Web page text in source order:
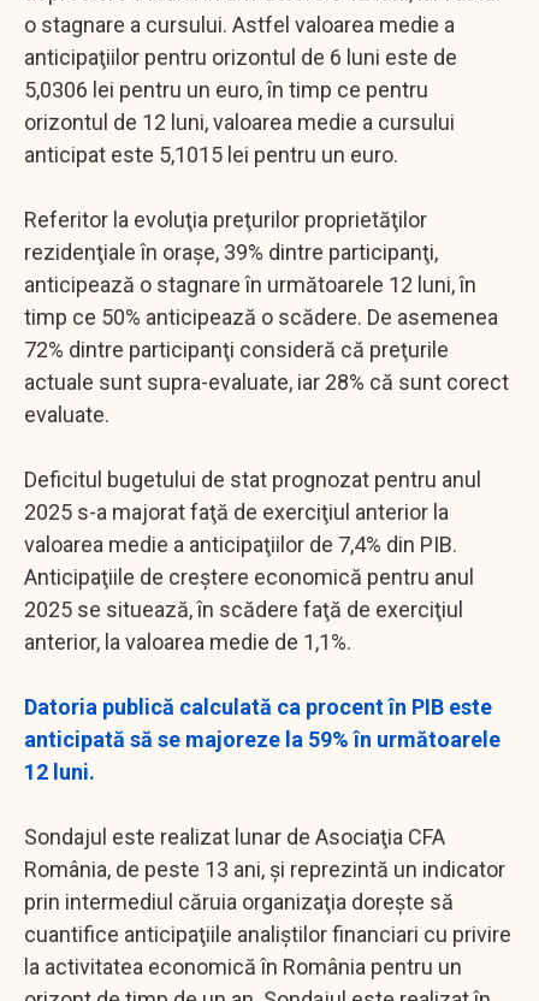
o stagnare a cursului. Astfel valoarea medie a
anticipaţiilor pentru orizontul de 6 luni este de
5,0306 lei pentru un euro, în timp ce pentru
orizontul de 12 luni, valoarea medie a cursului
anticipat este 5,1015 lei pentru un euro.
Referitor la evoluţia preţurilor proprietăţilor
rezidenţiale în oraşe, 39% dintre participanţi,
anticipează o stagnare în următoarele 12 luni, în
timp ce 50% anticipează o scădere. De asemenea
72% dintre participanţi consideră că preţurile
actuale sunt supra-evaluate, iar 28% că sunt corect
evaluate.
Deficitul bugetului de stat prognozat pentru anul
2025 s-a majorat faţă de exerciţiul anterior la
valoarea medie a anticipaţiilor de 7,4% din PIB.
Anticipaţiile de creştere economică pentru anul
2025 se situează, în scădere faţă de exerciţiul
anterior, la valoarea medie de 1,1%.
Datoria publică calculată ca procent în PIB este
anticipată să se majoreze la 59% în următoarele
12 luni.
Sondajul este realizat lunar de Asociaţia CFA
România, de peste 13 ani, şi reprezintă un indicator
prin intermediul căruia organizaţia doreşte să
cuantifice anticipaţiile analiştilor financiari cu privire
la activitatea economică în România pentru un